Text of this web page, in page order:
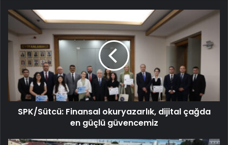
SPK/Sütcü: Finansal okuryazarlık, dijital çağda
en güçlü güvencemiz